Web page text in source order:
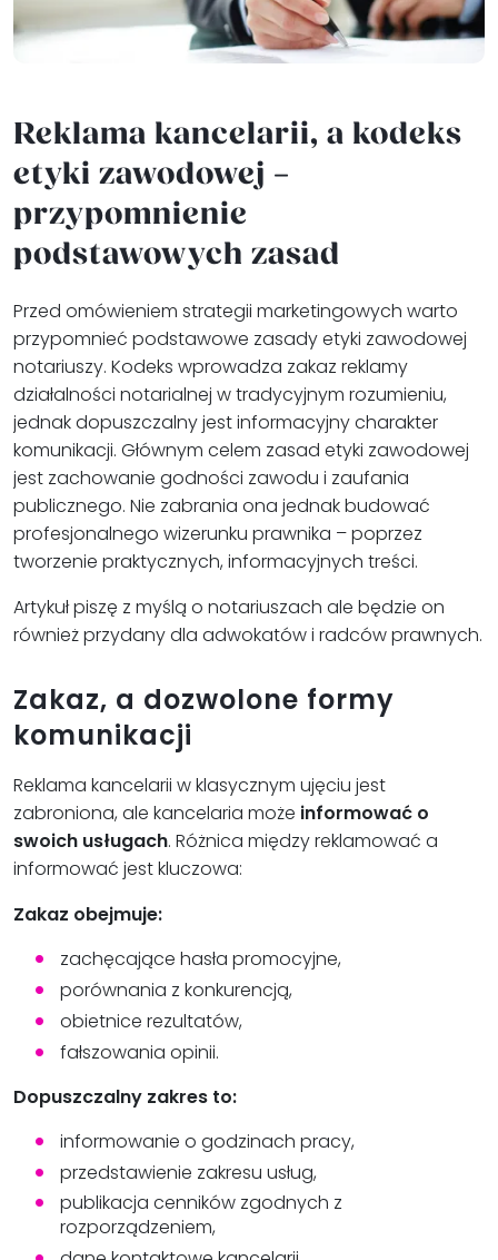
Reklama kancelarii, a kodeks
etyki zawodowej –
przypomnienie
podstawowych zasad
Przed omówieniem strategii marketingowych warto
przypomnieć podstawowe zasady etyki zawodowej
notariuszy. Kodeks wprowadza zakaz reklamy
działalności notarialnej w tradycyjnym rozumieniu,
jednak dopuszczalny jest informacyjny charakter
komunikacji. Głównym celem zasad etyki zawodowej
jest zachowanie godności zawodu i zaufania
publicznego. Nie zabrania ona jednak budować
profesjonalnego wizerunku prawnika – poprzez
tworzenie praktycznych, informacyjnych treści.
Artykuł piszę z myślą o notariuszach ale będzie on
również przydany dla adwokatów i radców prawnych.
Zakaz, a dozwolone formy
komunikacji
Reklama kancelarii w klasycznym ujęciu jest
zabroniona, ale kancelaria może informować o
swoich usługach. Różnica między reklamować a
informować jest kluczowa:
Zakaz obejmuje:
zachęcające hasła promocyjne,
porównania z konkurencją,
obietnice rezultatów,
fałszowania opinii.
Dopuszczalny zakres to:
informowanie o godzinach pracy,
przedstawienie zakresu usług,
publikacja cenników zgodnych z
rozporządzeniem,